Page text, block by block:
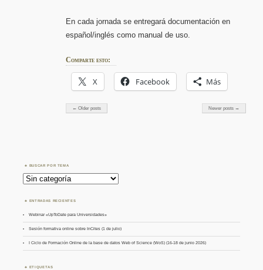
En cada jornada se entregará documentación en
español/inglés como manual de uso.
Comparte esto:
X Facebook Más
← Older posts Newer posts →
BUSCAR POR TEMA
Buscar
por
Tema
ENTRADAS RECIENTES
Webinar «UpToDate para Universidades»
Sesión formativa online sobre InCites (1 de julio)
I Ciclo de Formación Online de la base de datos Web of Science (WoS) (16-18 de junio 2026)
ETIQUETAS